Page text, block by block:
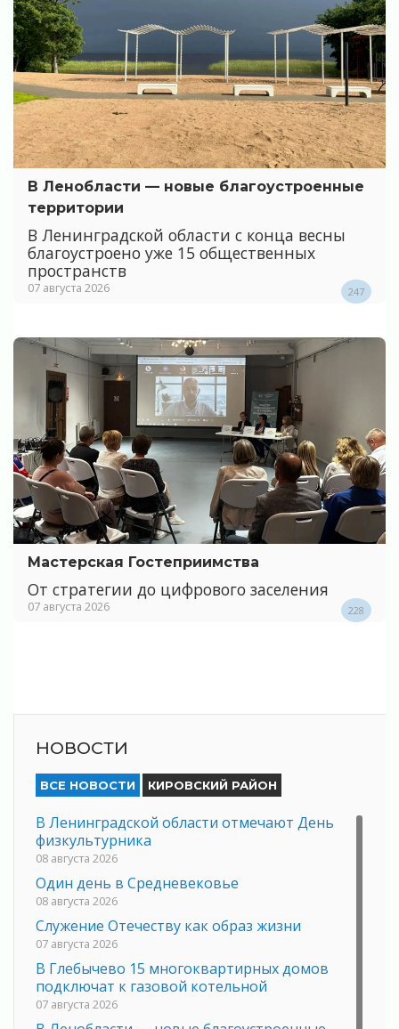
В Ленобласти — новые благоустроенные
территории
В Ленинградской области с конца весны
благоустроено уже 15 общественных
пространств
07 августа 2026 247
Мастерская Гостеприимства
От стратегии до цифрового заселения
07 августа 2026 228
НОВОСТИ
ВСЕ НОВОСТИ КИРОВСКИЙ РАЙОН
В Ленинградской области отмечают День
физкультурника
08 августа 2026
Один день в Средневековье
08 августа 2026
Служение Отечеству как образ жизни
07 августа 2026
В Глебычево 15 многоквартирных домов
подключат к газовой котельной
07 августа 2026